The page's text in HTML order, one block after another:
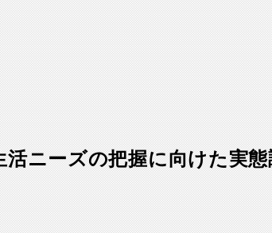
活ニーズの把握に向けた実態